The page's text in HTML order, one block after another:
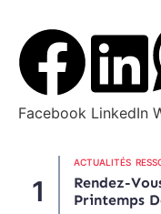
Facebook LinkedIn
ACTUALITÉS
Rendez-
Printemps